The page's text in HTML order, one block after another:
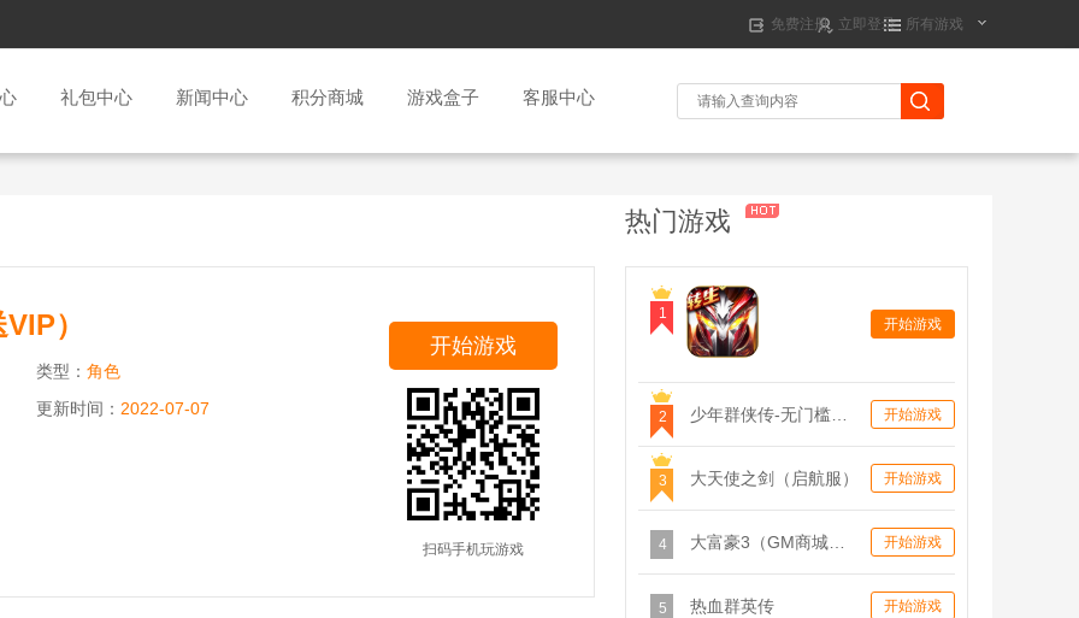
所有游戏
立即登录
免费注册
礼包中心 新闻中心 积分商城 游戏盒子 客服中心
）
类型： 角色
更新时间： 2022-07-07
开始游戏
扫码手机玩游戏
热门游戏
1
手机游
戏
神域H5
开始游戏
2 开始游戏
3 大天使之剑（启航服） 开始游戏
4 开始游戏
5 热血群英传 开始游戏